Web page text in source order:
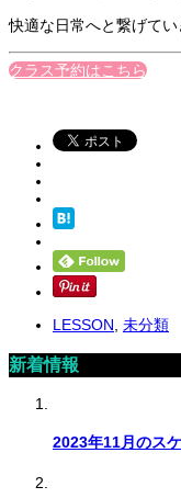
快適な日常へと繋げてい
クラス予約はこちら
LESSON 未分類
新着情報
2023年11月のス